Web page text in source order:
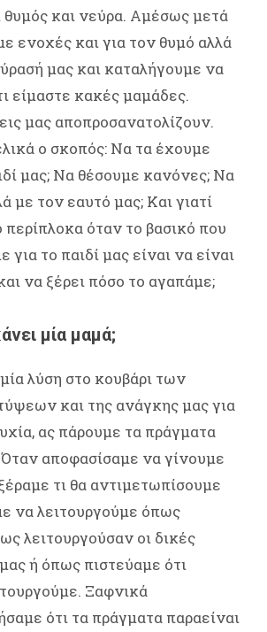
θυμός και νεύρα. Αμέσως μετά
ενοχές και για τον θυμό αλλά
μας και καταλήγουμε να
είμαστε κακές μαμάδες.
μας αποπροσανατολίζουν.
ο σκοπός: Να τα έχουμε
μας; Να θέσουμε κανόνες; Να
με τον εαυτό μας; Και γιατί
περίπλοκα όταν το βασικό που
για το παιδί μας είναι να είναι
να ξέρει πόσο το αγαπάμε;
μία μαμά;
λύση στο κουβάρι των
και της ανάγκης μας για
ας πάρουμε τα πράγματα
αποφασίσαμε να γίνουμε
τι θα αντιμετωπίσουμε
να λειτουργούμε όπως
λειτουργούσαν οι δικές
ή όπως πιστεύαμε ότι
Ξαφνικά
ότι τα πράγματα παραείναι